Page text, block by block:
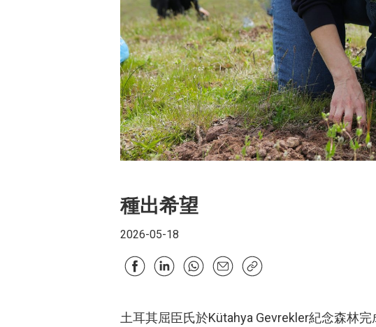
種出希望
2026-05-18
土耳其屈臣氏於Kütahya Gevrekler紀念森林